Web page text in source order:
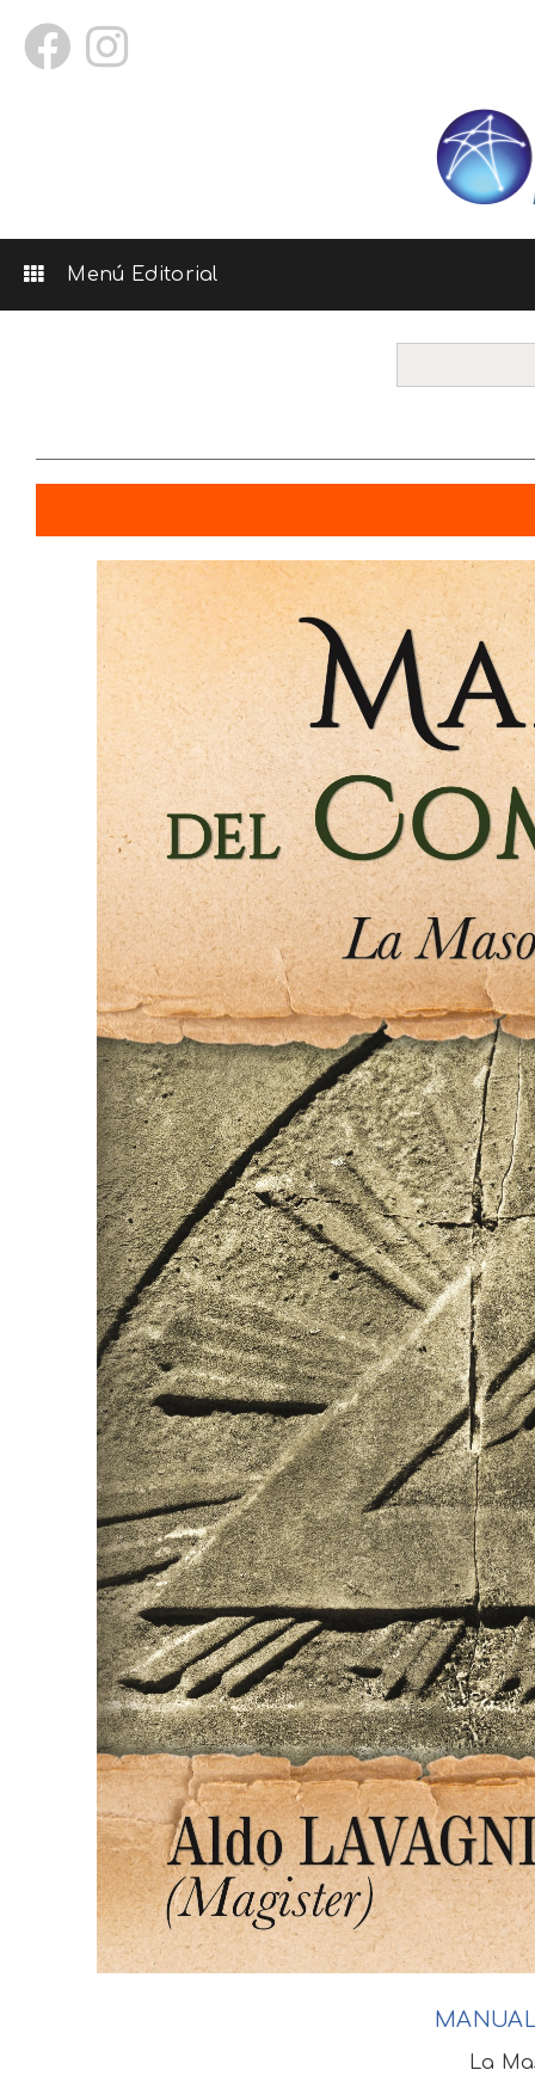
Menú Editorial
La